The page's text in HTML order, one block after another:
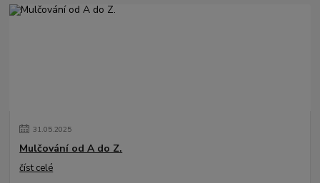
31.05.2025
Mulčování od A do Z.
číst celé